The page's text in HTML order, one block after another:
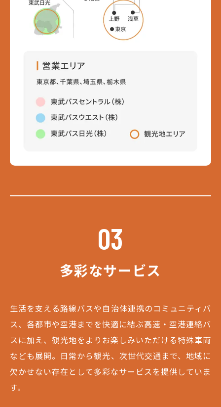
03
多彩なサービス
生活を支える路線バスや自治体連携のコミュニティバ
ス、各都市や空港までを快適に結ぶ高速・空港連絡バ
スに加え、観光地をよりお楽しみいただける特殊車両
なども展開。日常から観光、次世代交通まで、地域に
欠かせない存在として多彩なサービスを提供していま
す。